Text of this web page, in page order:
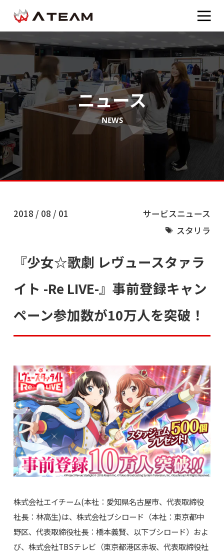
ニュース
NEWS
2018 / 08 / 01
サービスニュース
スタリラ
『少女☆歌劇 レヴュースタァラ
イト -Re LIVE-』事前登録キャン
ペーン参加数が10万人を突破！
株式会社エイチーム(本社：愛知県名古屋市、代表取締役
社長：林高生)は、株式会社ブシロード（本社：東京都中
野区、代表取締役社長：橋本義賢、以下ブシロード）およ
び、株式会社TBSテレビ（東京都港区赤坂、代表取締役社